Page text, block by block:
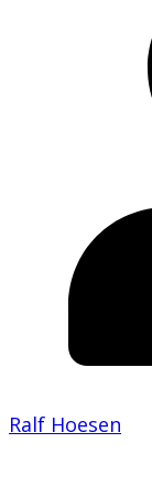
Ralf Hoesen